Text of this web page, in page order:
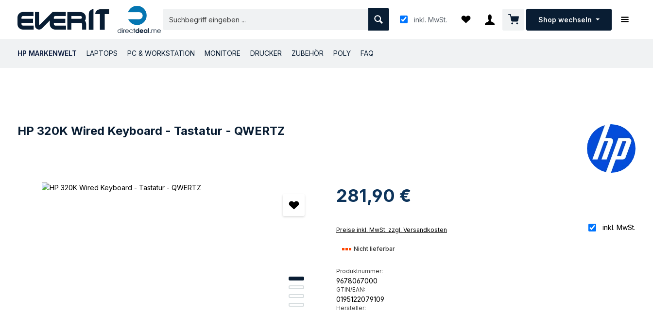
Hauptinhalt springen
Zur Suche springen
Zur Hauptnavigation springen
inkl. MwSt.
Du hast 0 Produkte auf dem Merkzettel
Shop wechseln
HP MARKENWELT LAPTOPS PC & WORKSTATION MONITORE DRUCKER ZUBEHÖR POLY FAQ
HP 320K Wired Keyboard - Tastatur - QWERTZ
Bildergalerie überspringen 281,90 €
inkl. MwSt.
Preise inkl. MwSt. zzgl. Versandkosten
Nicht lieferbar
Produktnummer:
9678067000
GTIN/EAN:
0195122079109
Hersteller: